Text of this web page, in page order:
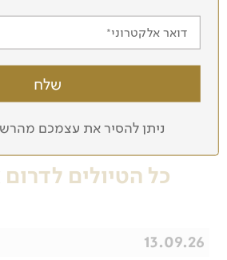
טיול לדרום אמריקה
אם אינכם מעוניינים לצאת לטיול
לדרום אמריקה יבנו עבורכם מסלול
לזוגות, משפחות או לקבוצות
המועדפים עליכם ולתחומי הענין
התקשרו: 03-5639050
כל הטיולים
13.09.26
דואר אלקטרוני
ניתן להסיר את עצמכם